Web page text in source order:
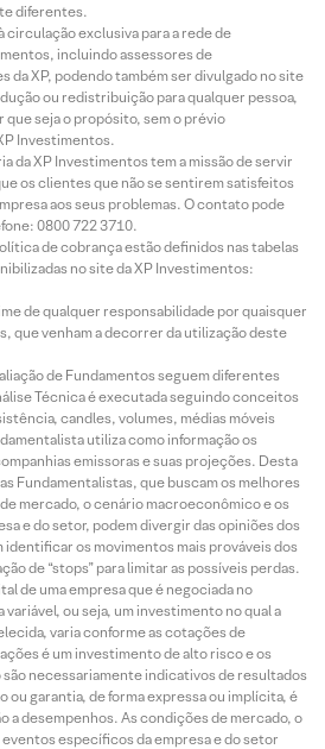
diferentes.
exclusiva para a rede de
incluindo assessores de
da XP, podendo também ser divulgado no site
ou redistribuição para qualquer pessoa,
que seja o propósito, sem o prévio
Investimentos.
da XP Investimentos tem a missão de servir
os clientes que não se sentirem satisfeitos
aos seus problemas. O contato pode
0800 722 3710.
de cobrança estão definidos nas tabelas
no site da XP Investimentos:
de qualquer responsabilidade por quaisquer
que venham a decorrer da utilização deste
de Fundamentos seguem diferentes
Técnica é executada seguindo conceitos
candles, volumes, médias móveis
utiliza como informação os
emissoras e suas projeções. Desta
Fundamentalistas, que buscam os melhores
mercado, o cenário macroeconômico e os
e do setor, podem divergir das opiniões dos
identificar os movimentos mais prováveis dos
de “stops” para limitar as possíveis perdas.
de uma empresa que é negociada no
ou seja, um investimento no qual a
varia conforme as cotações de
é um investimento de alto risco e os
necessariamente indicativos de resultados
ou garantia, de forma expressa ou implícita, é
a desempenhos. As condições de mercado, o
específicos da empresa e do setor